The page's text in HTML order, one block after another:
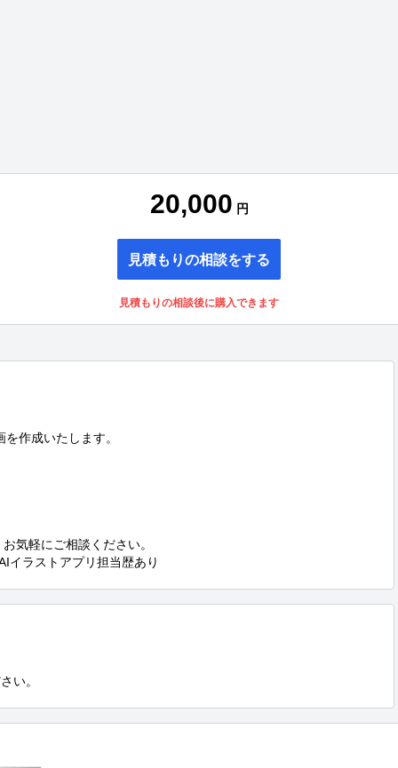
20,000 円
見積もりの相談をする
見積もりの相談後に購入できます
作成いたします。
気軽にご相談ください。
イラストアプリ担当歴あり
い。